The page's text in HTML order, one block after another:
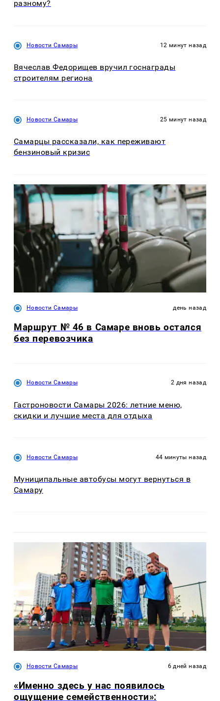
разному?
Новости Самары 12 минут назад
Вячеслав Федорищев вручил госнаграды
строителям региона
Новости Самары 25 минут назад
Самарцы рассказали, как переживают
бензиновый кризис
Новости Самары день назад
Маршрут № 46 в Самаре вновь остался
без перевозчика
Новости Самары 2 дня назад
Гастроновости Самары 2026: летние меню,
скидки и лучшие места для отдыха
Новости Самары 44 минуты назад
Муниципальные автобусы могут вернуться в
Самару
Новости Самары 6 дней назад
«Именно здесь у нас появилось
ощущение семейственности»: